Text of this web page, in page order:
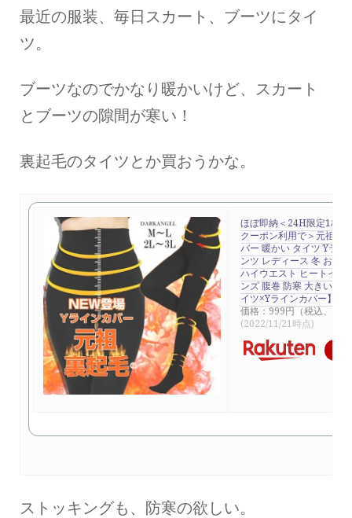
最近の服装、毎日スカート、ブーツにタイ
ツ。
ブーツなのでかなり暖かいけど、スカート
とブーツの隙間が寒い！
裏起毛のタイツとか買おうかな。
ほぼ即納＜24H限定1枚
クーポン利用で＞元祖 裏
バー 暖かい タイツ Yライ
ンツ レディース 冬 お腹
ハイウエスト ヒートイン
ンズ 腹巻 防寒 大きいサ
イツ×Yラインカバー】 元
価格：999円（税込、送
(2022/11/21時点)
ストッキングも、防寒の欲しい。